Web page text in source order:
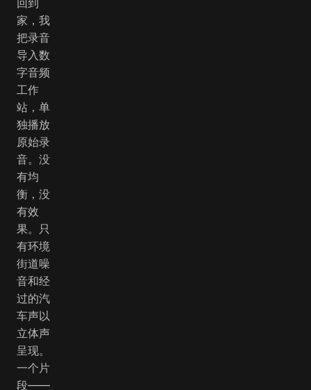
家，我
把录音
导入数
字音频
工作
站，单
独播放
原始录
音。没
有均
衡，没
有效
果。只
有环境
街道噪
音和经
过的汽
车声以
立体声
呈现。
一个片
段——